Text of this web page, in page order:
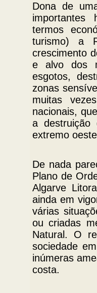
Dona de
importantes
termos
turismo) a
crescimento
e alvo dos
esgotos,
zonas
muitas
nacionais,
a destruição
extremo
De nada
Plano de
Algarve
ainda em
várias
ou criadas
Natural. O
sociedade
inúmeras
costa.